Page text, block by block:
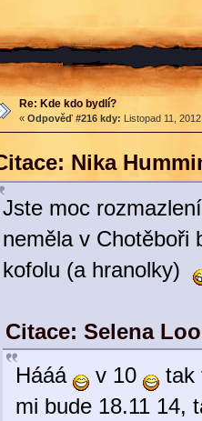
Re: Kde kdo bydlí?
« Odpověď #216 kdy: Listopad 11,
Nika
Jste moc
neměla v Chotěboři
kofolu (a hranolky)
Citace: Selena
Hááá
v 10
tak
mi bude 18.11 14,